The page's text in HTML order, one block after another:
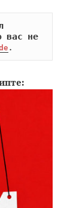
вас не
.